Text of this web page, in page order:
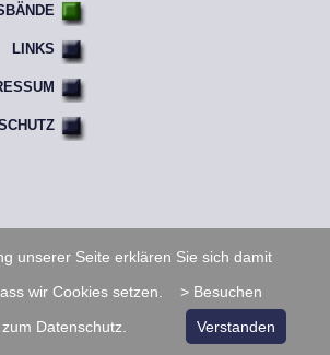
unserer Seite erklären Sie sich damit
wir Cookies setzen. > Besuchen
Datenschutz.
Verstanden
LINKS